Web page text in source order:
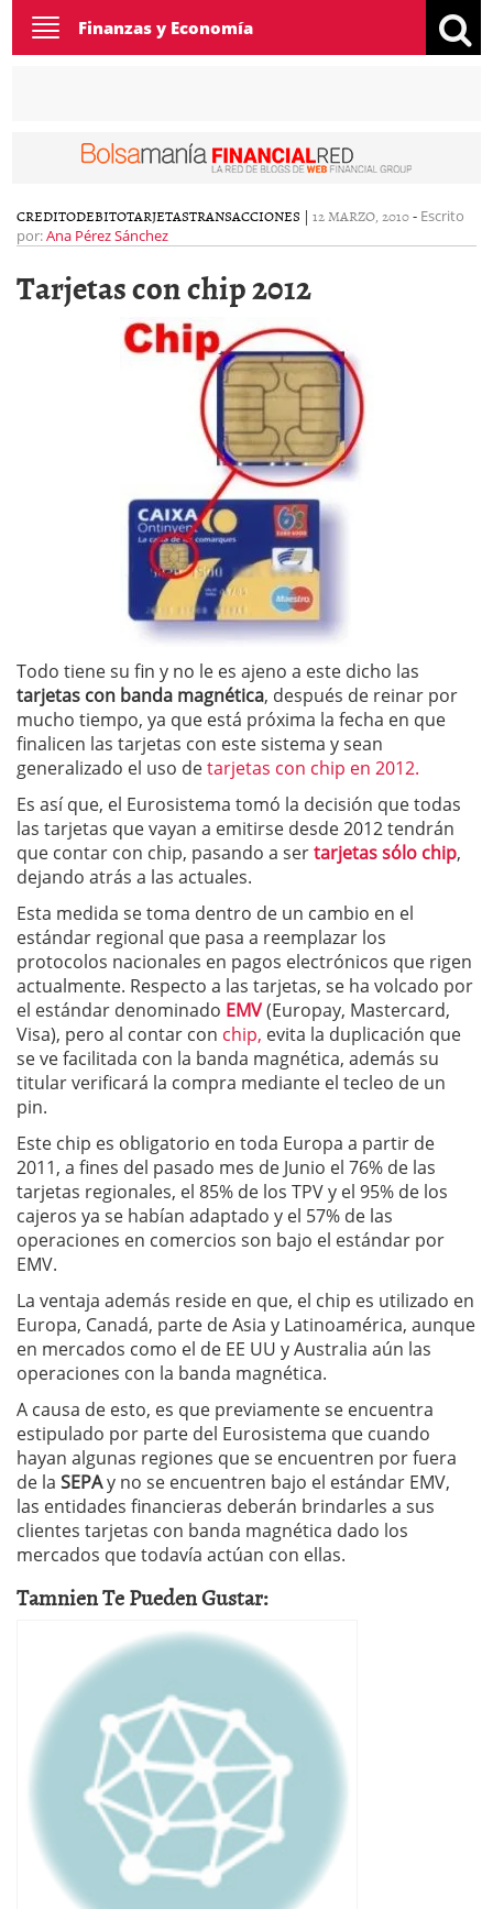
Toggle
navigation
Finanzas y Economía
CREDITODEBITOTARJETASTRANSACCIONES | 12 MARZO, 2010- Escrito
por:Ana Pérez Sánchez
Tarjetas con chip 2012
Todo tiene su fin y no le es ajeno a este dicho las
tarjetas con banda magnética, después de reinar por
mucho tiempo, ya que está próxima la fecha en que
finalicen las tarjetas con este sistema y sean
generalizado el uso detarjetas con chip en 2012.
Es así que, el Eurosistema tomó la decisión que todas
las tarjetas que vayan a emitirse desde 2012 tendrán
que contar con chip, pasando a sertarjetas sólo chip,
dejando atrás a las actuales.
Esta medida se toma dentro de un cambio en el
estándar regional que pasa a reemplazar los
protocolos nacionales en pagos electrónicos que rigen
actualmente. Respecto a las tarjetas, se ha volcado por
el estándar denominado EMV(Europay, Mastercard,
Visa), pero al contar con chip, evita la duplicación que
se ve facilitada con la banda magnética, además su
titular verificará la compra mediante el tecleo de un
pin.
Este chip es obligatorio en toda Europa a partir de
2011, a fines del pasado mes de Junio el 76% de las
tarjetas regionales, el 85% de los TPV y el 95% de los
cajeros ya se habían adaptado y el 57% de las
operaciones en comercios son bajo el estándar por
EMV.
La ventaja además reside en que, el chip es utilizado en
Europa, Canadá, parte de Asia y Latinoamérica, aunque
en mercados como el de EE UU y Australia aún las
operaciones con la banda magnética.
A causa de esto, es que previamente se encuentra
estipulado por parte del Eurosistema que cuando
hayan algunas regiones que se encuentren por fuera
de la SEPAy no se encuentren bajo el estándar EMV,
las entidades financieras deberán brindarles a sus
clientes tarjetas con banda magnética dado los
mercados que todavía actúan con ellas.
Tamnien Te Pueden Gustar: